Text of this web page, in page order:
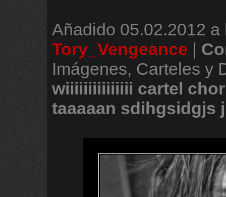
Añadido 05.02.2012 a
Tory_Vengeance |
Imágenes, Carteles y
wiiiiiiiiiiiiiii cartel
taaaaan sdihgsidgjs